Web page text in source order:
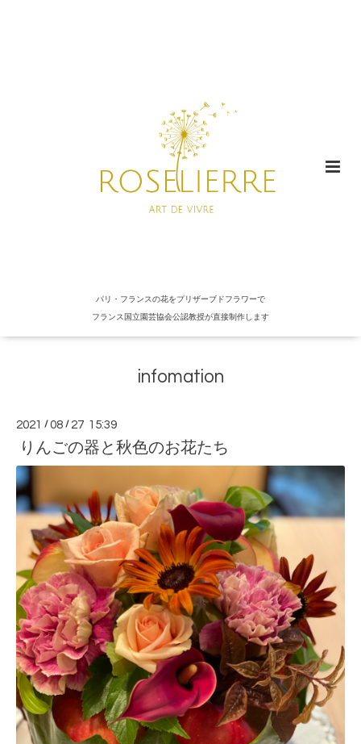
パリ・フランスの花をプリザーブドフラワーで
フランス国立園芸協会公認教授が直接制作します
infomation
2021 /08 / 27 15:39
りんごの器と秋色のお花たち